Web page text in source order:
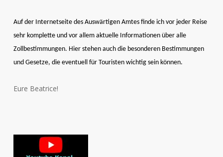
Auf der Internetseite des Auswärtigen Amtes finde ich vor jeder Reise
sehr komplette und vor allem aktuelle Informationen über alle
Zollbestimmungen. Hier stehen auch die besonderen Bestimmungen
und Gesetze, die eventuell für Touristen wichtig sein können.
Eure Beatrice!